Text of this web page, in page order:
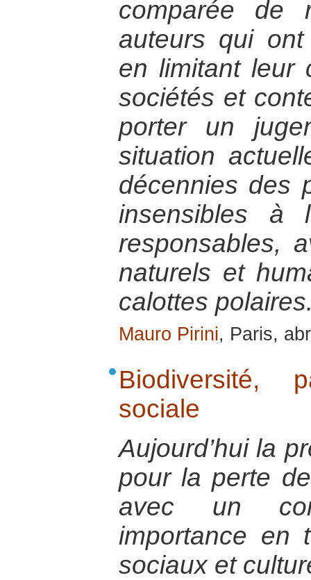
comparée de
auteurs qui
en limitant leur
sociétés et
porter un
situation
décennies des
insensibles à
responsables,
naturels et
calottes
Mauro Pirini, Paris,
Biodiversité,
sociale
Aujourd’hui la
pour la perte
avec un
importance en
sociaux et